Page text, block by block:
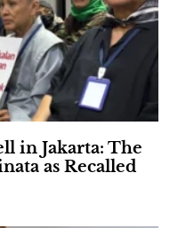
in Jakarta: The
as Recalled